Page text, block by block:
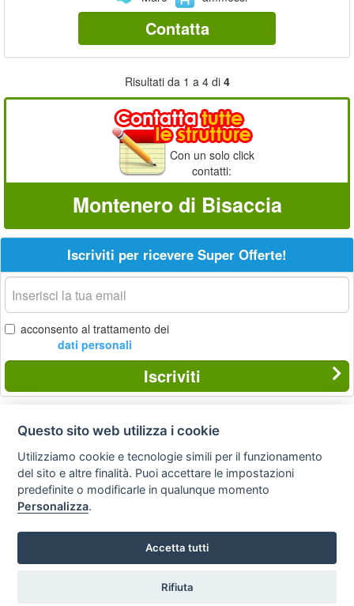
Contatta
Risultati da 1 a 4 di 4
Con un solo click
contatti:
Montenero di Bisaccia
Iscriviti per ricevere Super Offerte!
La
tua
email
acconsento al trattamento dei
dati personali
Iscriviti
policy
legale
Preferenze cookie
Copyright © 2008
SVILUPPO TURISMO ITALIA S.r.L. unipersonale
P.IVA: 01665350433 - R.E.A. FM-195884 Via A. Costa, 2
63822 Porto San Giorgio (FM)
Questo sito web utilizza i cookie
Utilizziamo cookie e tecnologie simili per il funzionamento
del sito e altre finalità. Puoi accettare le impostazioni
predefinite o modificarle in qualunque momento
Personalizza.
Accetta tutti
Rifiuta